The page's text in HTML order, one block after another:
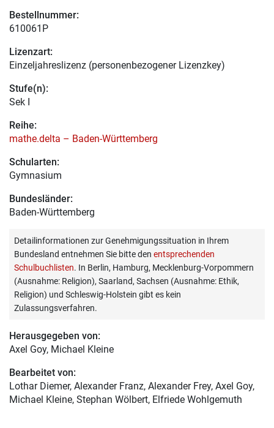
Bestellnummer:
610061P
Lizenzart:
Einzeljahreslizenz (personenbezogener Lizenzkey)
Stufe(n):
Sek I
Reihe:
mathe.delta – Baden-Württemberg
Schularten:
Gymnasium
Bundesländer:
Baden-Württemberg
Detailinformationen zur Genehmigungssituation in Ihrem
Bundesland entnehmen Sie bitte den entsprechenden
Schulbuchlisten. In Berlin, Hamburg, Mecklenburg-Vorpommern
(Ausnahme: Religion), Saarland, Sachsen (Ausnahme: Ethik,
Religion) und Schleswig-Holstein gibt es kein
Zulassungsverfahren.
Herausgegeben von:
Axel Goy, Michael Kleine
Bearbeitet von:
Lothar Diemer, Alexander Franz, Alexander Frey, Axel Goy,
Michael Kleine, Stephan Wölbert, Elfriede Wohlgemuth